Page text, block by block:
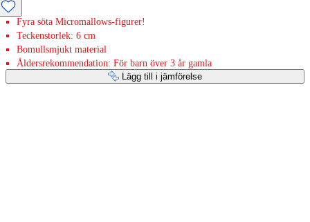
Fyra söta Micromallows-figurer!
Teckenstorlek: 6 cm
Bomullsmjukt material
Åldersrekommendation: För barn över 3 år gamla
Lägg till i jämförelse